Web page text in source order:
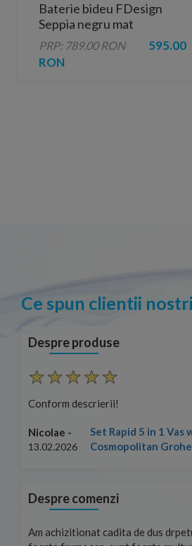
Baterie bideu FDesign
Seppia negru mat
monocomanda
PRP: 789.00 RON
595.00
RON
Ce spun clientii nostri
Despre produse
Conform descrierii!
Nicolae -
13.02.2026
Set Rapid 5 in 1
Cosmopolitan
Despre comenzi
Am achizitionat cadita de dus